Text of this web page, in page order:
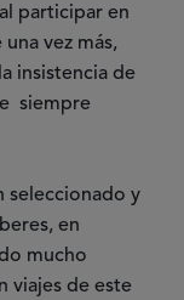
participar en
vez más,
insistencia de
siempre
seleccionado y
en
mucho
viajes de este